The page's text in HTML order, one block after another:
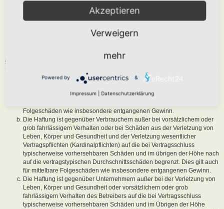
www.phpbb.com
Informationen werden durch die deutschsprachige Community unter
www.phpbb.dezur Verfügung gestellt. Beide haben keinen Einfluss auf
die Art und Weise, wie die Software verwendet wird. Sie können
insbesondere die Verwendung der Software für bestimmte Zwecke nicht
5. GEWÄHRLEISTUNG
Der Betreiber haftet mit Ausnahme der Verletzung von Leben, Körper
und Gesundheit und der Verletzung wesentlicher Vertragspflichten
(Kardinalpflichten) nur für Schäden, die auf ein vorsätzliches oder grob
Folgeschäden wie insbesondere entgangenen Gewinn.
Die Haftung ist gegenüber Verbrauchern außer bei vorsätzlichem oder
grob fahrlässigem Verhalten oder bei Schäden aus der Verletzung von
Leben, Körper und Gesundheit und der Verletzung wesentlicher
Vertragspflichten (Kardinalpflichten) auf die bei Vertragsschluss
typischerweise vorhersehbaren Schäden und im übrigen der Höhe nach
auf die vertragstypischen Durchschnittsschäden begrenzt. Dies gilt auch
für mittelbare Folgeschäden wie insbesondere entgangenen Gewinn.
Die Haftung ist gegenüber Unternehmern außer bei der Verletzung von
Leben, Körper und Gesundheit oder vorsätzlichem oder grob
fahrlässigem Verhalten des Betreibers auf die bei Vertragsschluss
typischerweise vorhersehbaren Schäden und im Übrigen der Höhe
Akzeptieren
Verweigern
mehr
Powered by &
Impressum Datenschutzerklärung